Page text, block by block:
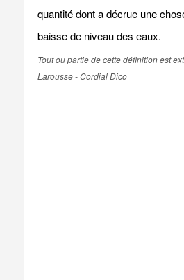
quantité dont a décrue une
baisse de niveau des eaux.
Tout ou partie de cette définition est
Larousse - Cordial Dico